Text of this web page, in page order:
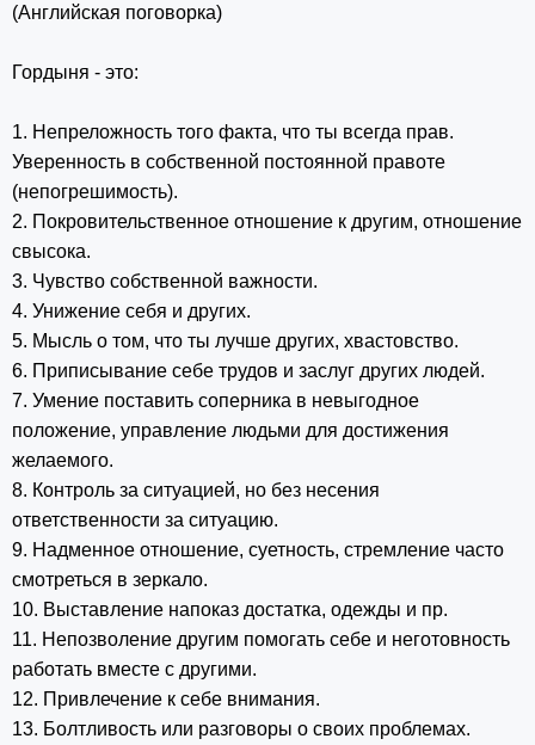
(Английская поговорка)
Гордыня - это:
1. Непреложность того факта, что ты всегда прав.
Уверенность в собственной постоянной правоте
(непогрешимость).
2. Покровительственное отношение к другим, отношение
свысока.
3. Чувство собственной важности.
4. Унижение себя и других.
5. Мысль о том, что ты лучше других, хвастовство.
6. Приписывание себе трудов и заслуг других людей.
7. Умение поставить соперника в невыгодное
положение, управление людьми для достижения
желаемого.
8. Контроль за ситуацией, но без несения
ответственности за ситуацию.
9. Надменное отношение, суетность, стремление часто
смотреться в зеркало.
10. Выставление напоказ достатка, одежды и пр.
11. Непозволение другим помогать себе и неготовность
работать вместе с другими.
12. Привлечение к себе внимания.
13. Болтливость или разговоры о своих проблемах.